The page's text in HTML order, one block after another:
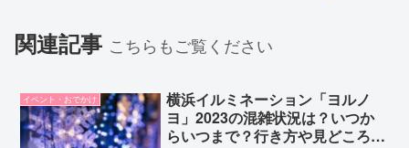
関連記事 こちらもご覧ください
イベント・おでかけ
横浜イルミネーション「ヨルノ
ヨ」2023の混雑状況は？いつか
らいつまで？行き方や見どころも